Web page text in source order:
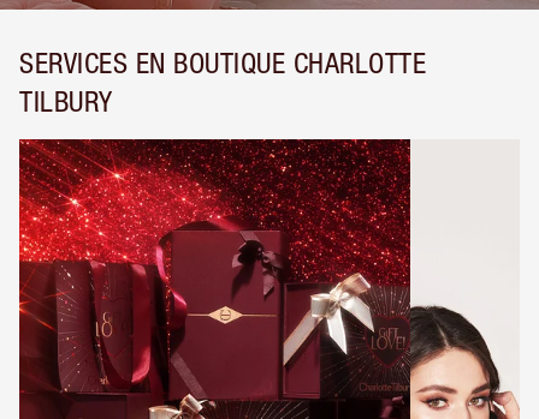
SERVICES EN BOUTIQUE CHARLOTTE
TILBURY